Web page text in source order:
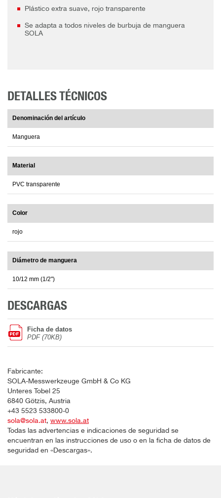
Plástico extra suave, rojo transparente
Se adapta a todos niveles de burbuja de manguera
SOLA
DETALLES TÉCNICOS
Denominación del artículo
Manguera
Material
PVC transparente
Color
rojo
Diámetro de manguera
10/12 mm (1/2")
DESCARGAS
Ficha de datos
PDF (70KB)
Fabricante:
SOLA-Messwerkzeuge GmbH & Co KG
Unteres Tobel 25
6840 Götzis, Austria
+43 5523 533800-0
sola@sola.at, www.sola.at
Todas las advertencias e indicaciones de seguridad se
encuentran en las instrucciones de uso o en la ficha de datos de
seguridad en «Descargas».